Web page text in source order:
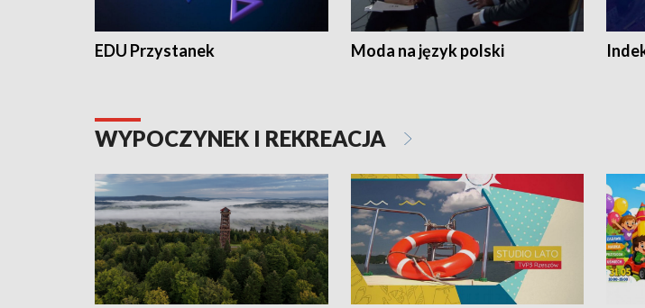
EDU Przystanek Moda na język polski
WYPOCZYNEK I REKREACJA